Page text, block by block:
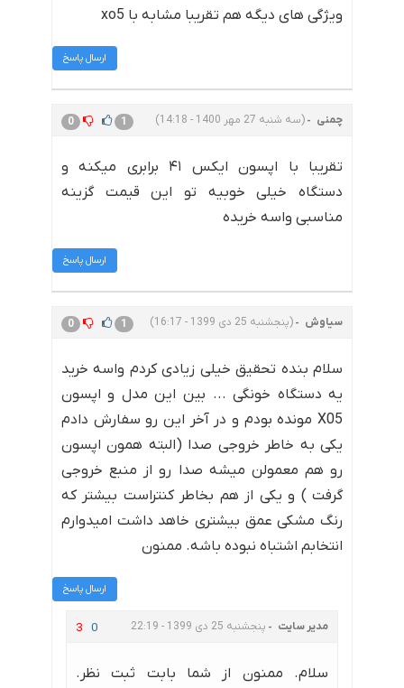
ویژگی های دیگه هم تقریبا مشابه با xo5
ارسال پاسخ
چمنی (سه شنبه 27 مهر 1400 - 14:18) 0 1
تقریبا با اپسون ایکس ۴۱ برابری میکنه و
دستگاه خیلی خوبیه تو این قیمت گزینه
مناسبی واسه خریده
ارسال پاسخ
سیاوش (پنجشنبه 25 دی 1399 - 16:17) 0 1
سلام بنده تحقیق خیلی زیادی کردم واسه خرید
یه دستگاه خونگی ... بین این مدل و اپسون
X05 مونده بودم و در آخر این رو سفارش دادم
یکی به خاطر خروجی صدا (البته همون اپسون
رو هم معمولن میشه صدا رو از منبع خروجی
گرفت ) و یکی از هم بخاطر کنتراست بیشتر که
رنگ مشکی عمق بیشتری خاهد داشت امیدوارم
انتخابم اشتباه نبوده باشه. ممنون
ارسال پاسخ
مدیر سایت پنجشنبه 25 دی 1399 - 22:19 3 0
سلام. ممنون از شما بابت ثبت نظر.